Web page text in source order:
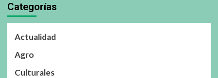
Categorías
Actualidad
Agro
Culturales